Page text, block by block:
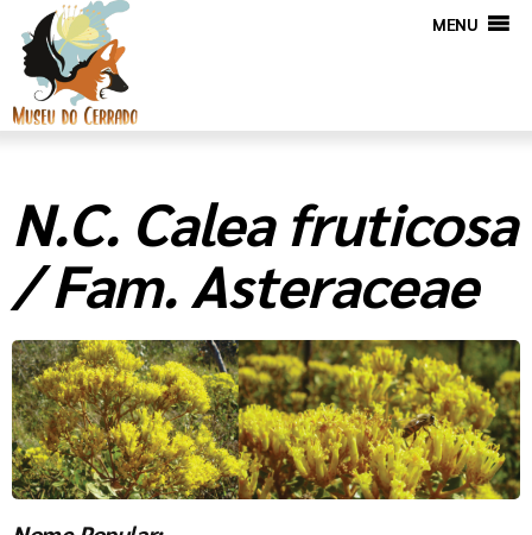
MENU
N.C. Calea fruticosa
/ Fam. Asteraceae